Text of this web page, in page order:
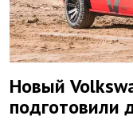
Новый
подготовили